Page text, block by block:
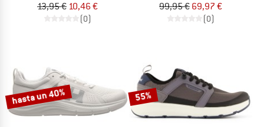
13,95 € 10,46 €
(0)
99,95 € 69,97 €
(0)
hasta un 40% 55%